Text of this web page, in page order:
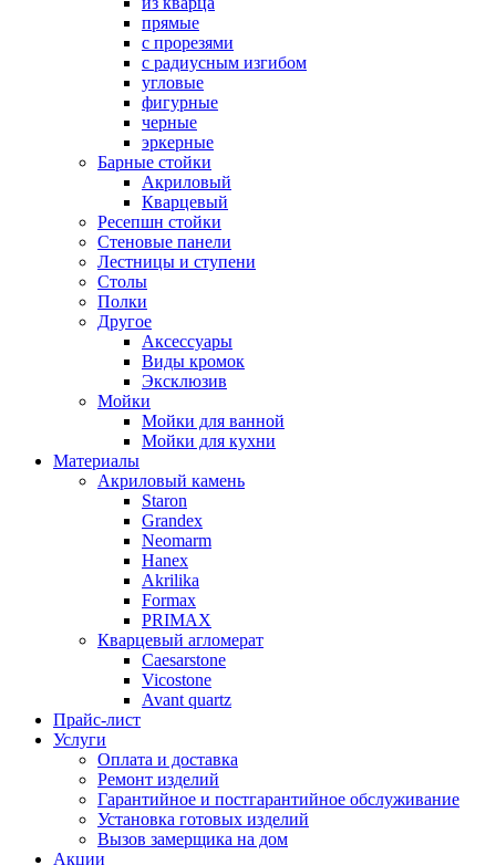
прямые
с прорезями
с радиусным изгибом
угловые
фигурные
черные
эркерные
Барные стойки
Акриловый
Кварцевый
Ресепшн стойки
Стеновые панели
Лестницы и ступени
Столы
Полки
Другое
Аксессуары
Виды кромок
Эксклюзив
Мойки
Мойки для ванной
Мойки для кухни
Материалы
Акриловый камень
Staron
Grandex
Neomarm
Hanex
Akrilika
Formax
PRIMAX
Кварцевый агломерат
Caesarstone
Vicostone
Avant quartz
Прайс-лист
Услуги
Оплата и доставка
Ремонт изделий
Гарантийное и постгарантийное обслуживание
Установка готовых изделий
Вызов замерщика на дом
Акции